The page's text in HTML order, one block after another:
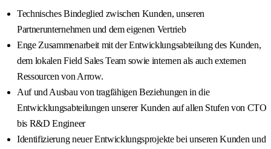
Technisches Bindeglied zwischen Kunden, unseren
Partnerunternehmen und dem eigenen Vertrieb
Enge Zusammenarbeit mit der Entwicklungsabteilung des Kunden,
dem lokalen Field Sales Team sowie internen als auch externen
Ressourcen von Arrow.
Auf und Ausbau von tragfähigen Beziehungen in die
Entwicklungsabteilungen unserer Kunden auf allen Stufen von CTO
bis R&D Engineer
Identifizierung neuer Entwicklungsprojekte bei unseren Kunden und